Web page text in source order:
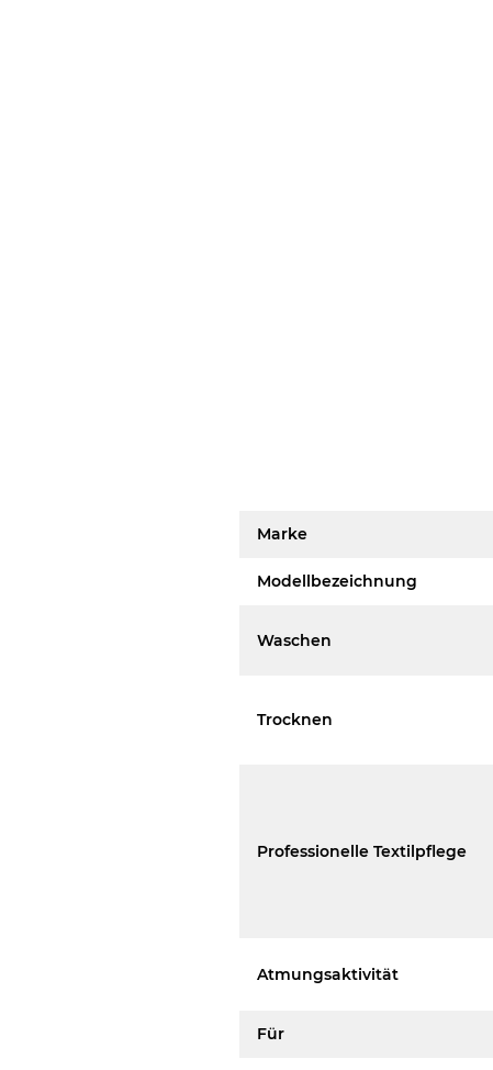
Marke
Modellbezeichnung
Waschen
Trocknen
Professionelle Textilpflege
Atmungsaktivität
Für